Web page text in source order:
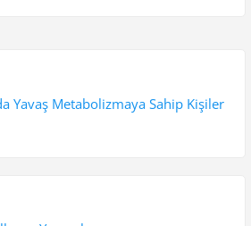
Yavaş Metabolizmaya Sahip Kişiler